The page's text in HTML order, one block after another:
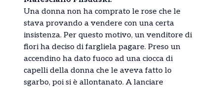
Una donna non ha comprato le rose che le
stava provando a vendere con una certa
insistenza. Per questo motivo, un venditore di
fiori ha deciso di fargliela pagare. Preso un
accendino ha dato fuoco ad una ciocca di
capelli della donna che le aveva fatto lo
sgarbo, poi si è allontanato. A lanciare